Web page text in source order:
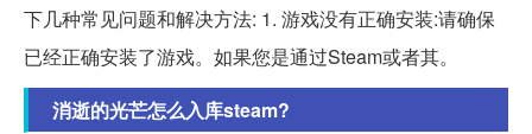
下几种常见问题和解决方法: 1. 游戏没有正确安装:请确保
已经正确安装了游戏。如果您是通过Steam或者其。
消逝的光芒怎么入库steam?